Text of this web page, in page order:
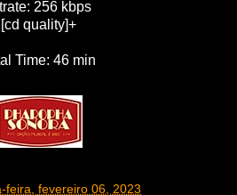
256 kbps
[cd quality]+
Time: 46 min
feira, fevereiro 06, 2023